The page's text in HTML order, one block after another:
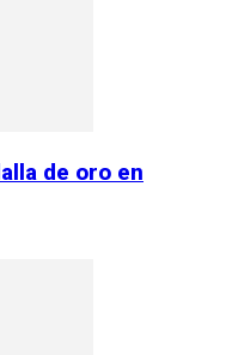
de oro en